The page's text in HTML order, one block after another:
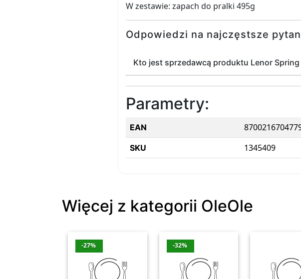
W zestawie: zapach do pralki 495g
Odpowiedzi na najczęstsze
Kto jest sprzedawcą produktu Lenor
Parametry:
EAN
SKU 1345409
Więcej z kategorii OleOle
-27% -32%